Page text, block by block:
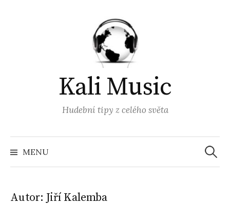
Kali Music
Hudební tipy z celého světa
MENU
Autor: Jiří Kalemba